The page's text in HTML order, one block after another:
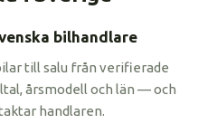
bilhandlare
till salu från verifierade
årsmodell och län — och
handlaren.